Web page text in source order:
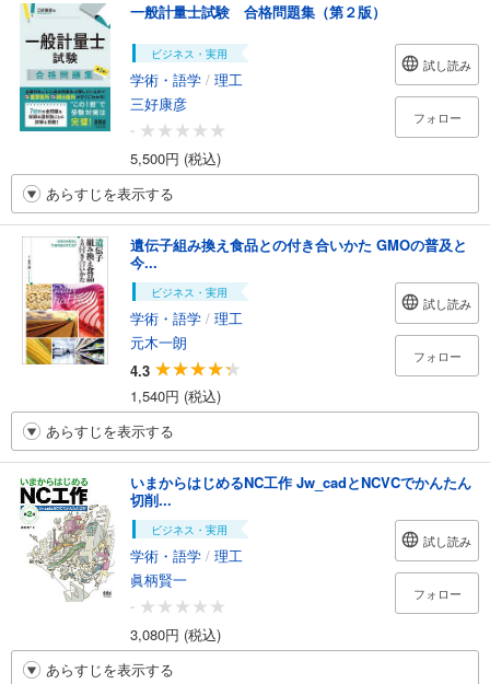
一般計量士試験 合格問題集（第２版）
ビジネス・実用
学術・語学 / 理工
三好康彦
-
5,500円 (税込)
試し読み
フォロー
あらすじを表示する
遺伝子組み換え食品との付き合いかた GMOの普及と
今...
ビジネス・実用
学術・語学 / 理工
元木一朗
4.3
1,540円 (税込)
試し読み
フォロー
あらすじを表示する
いまからはじめるNC工作 Jw_cadとNCVCでかんたん
切削...
ビジネス・実用
学術・語学 / 理工
眞柄賢一
-
3,080円 (税込)
試し読み
フォロー
あらすじを表示する